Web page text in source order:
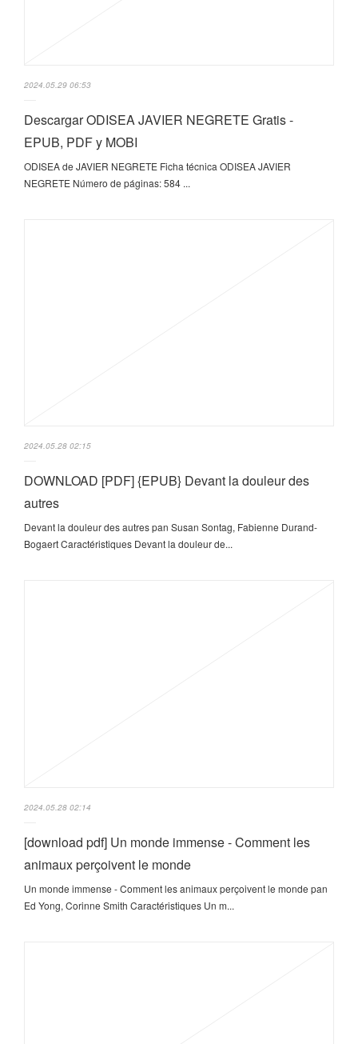
2024.05.29 06:53
Descargar ODISEA JAVIER NEGRETE Gratis -
EPUB, PDF y MOBI
ODISEA de JAVIER NEGRETE Ficha técnica ODISEA JAVIER
NEGRETE Número de páginas: 584 ...
2024.05.28 02:15
DOWNLOAD [PDF] {EPUB} Devant la douleur des
autres
Devant la douleur des autres pan Susan Sontag, Fabienne Durand-
Bogaert Caractéristiques Devant la douleur de...
2024.05.28 02:14
[download pdf] Un monde immense - Comment les
animaux perçoivent le monde
Un monde immense - Comment les animaux perçoivent le monde pan
Ed Yong, Corinne Smith Caractéristiques Un m...